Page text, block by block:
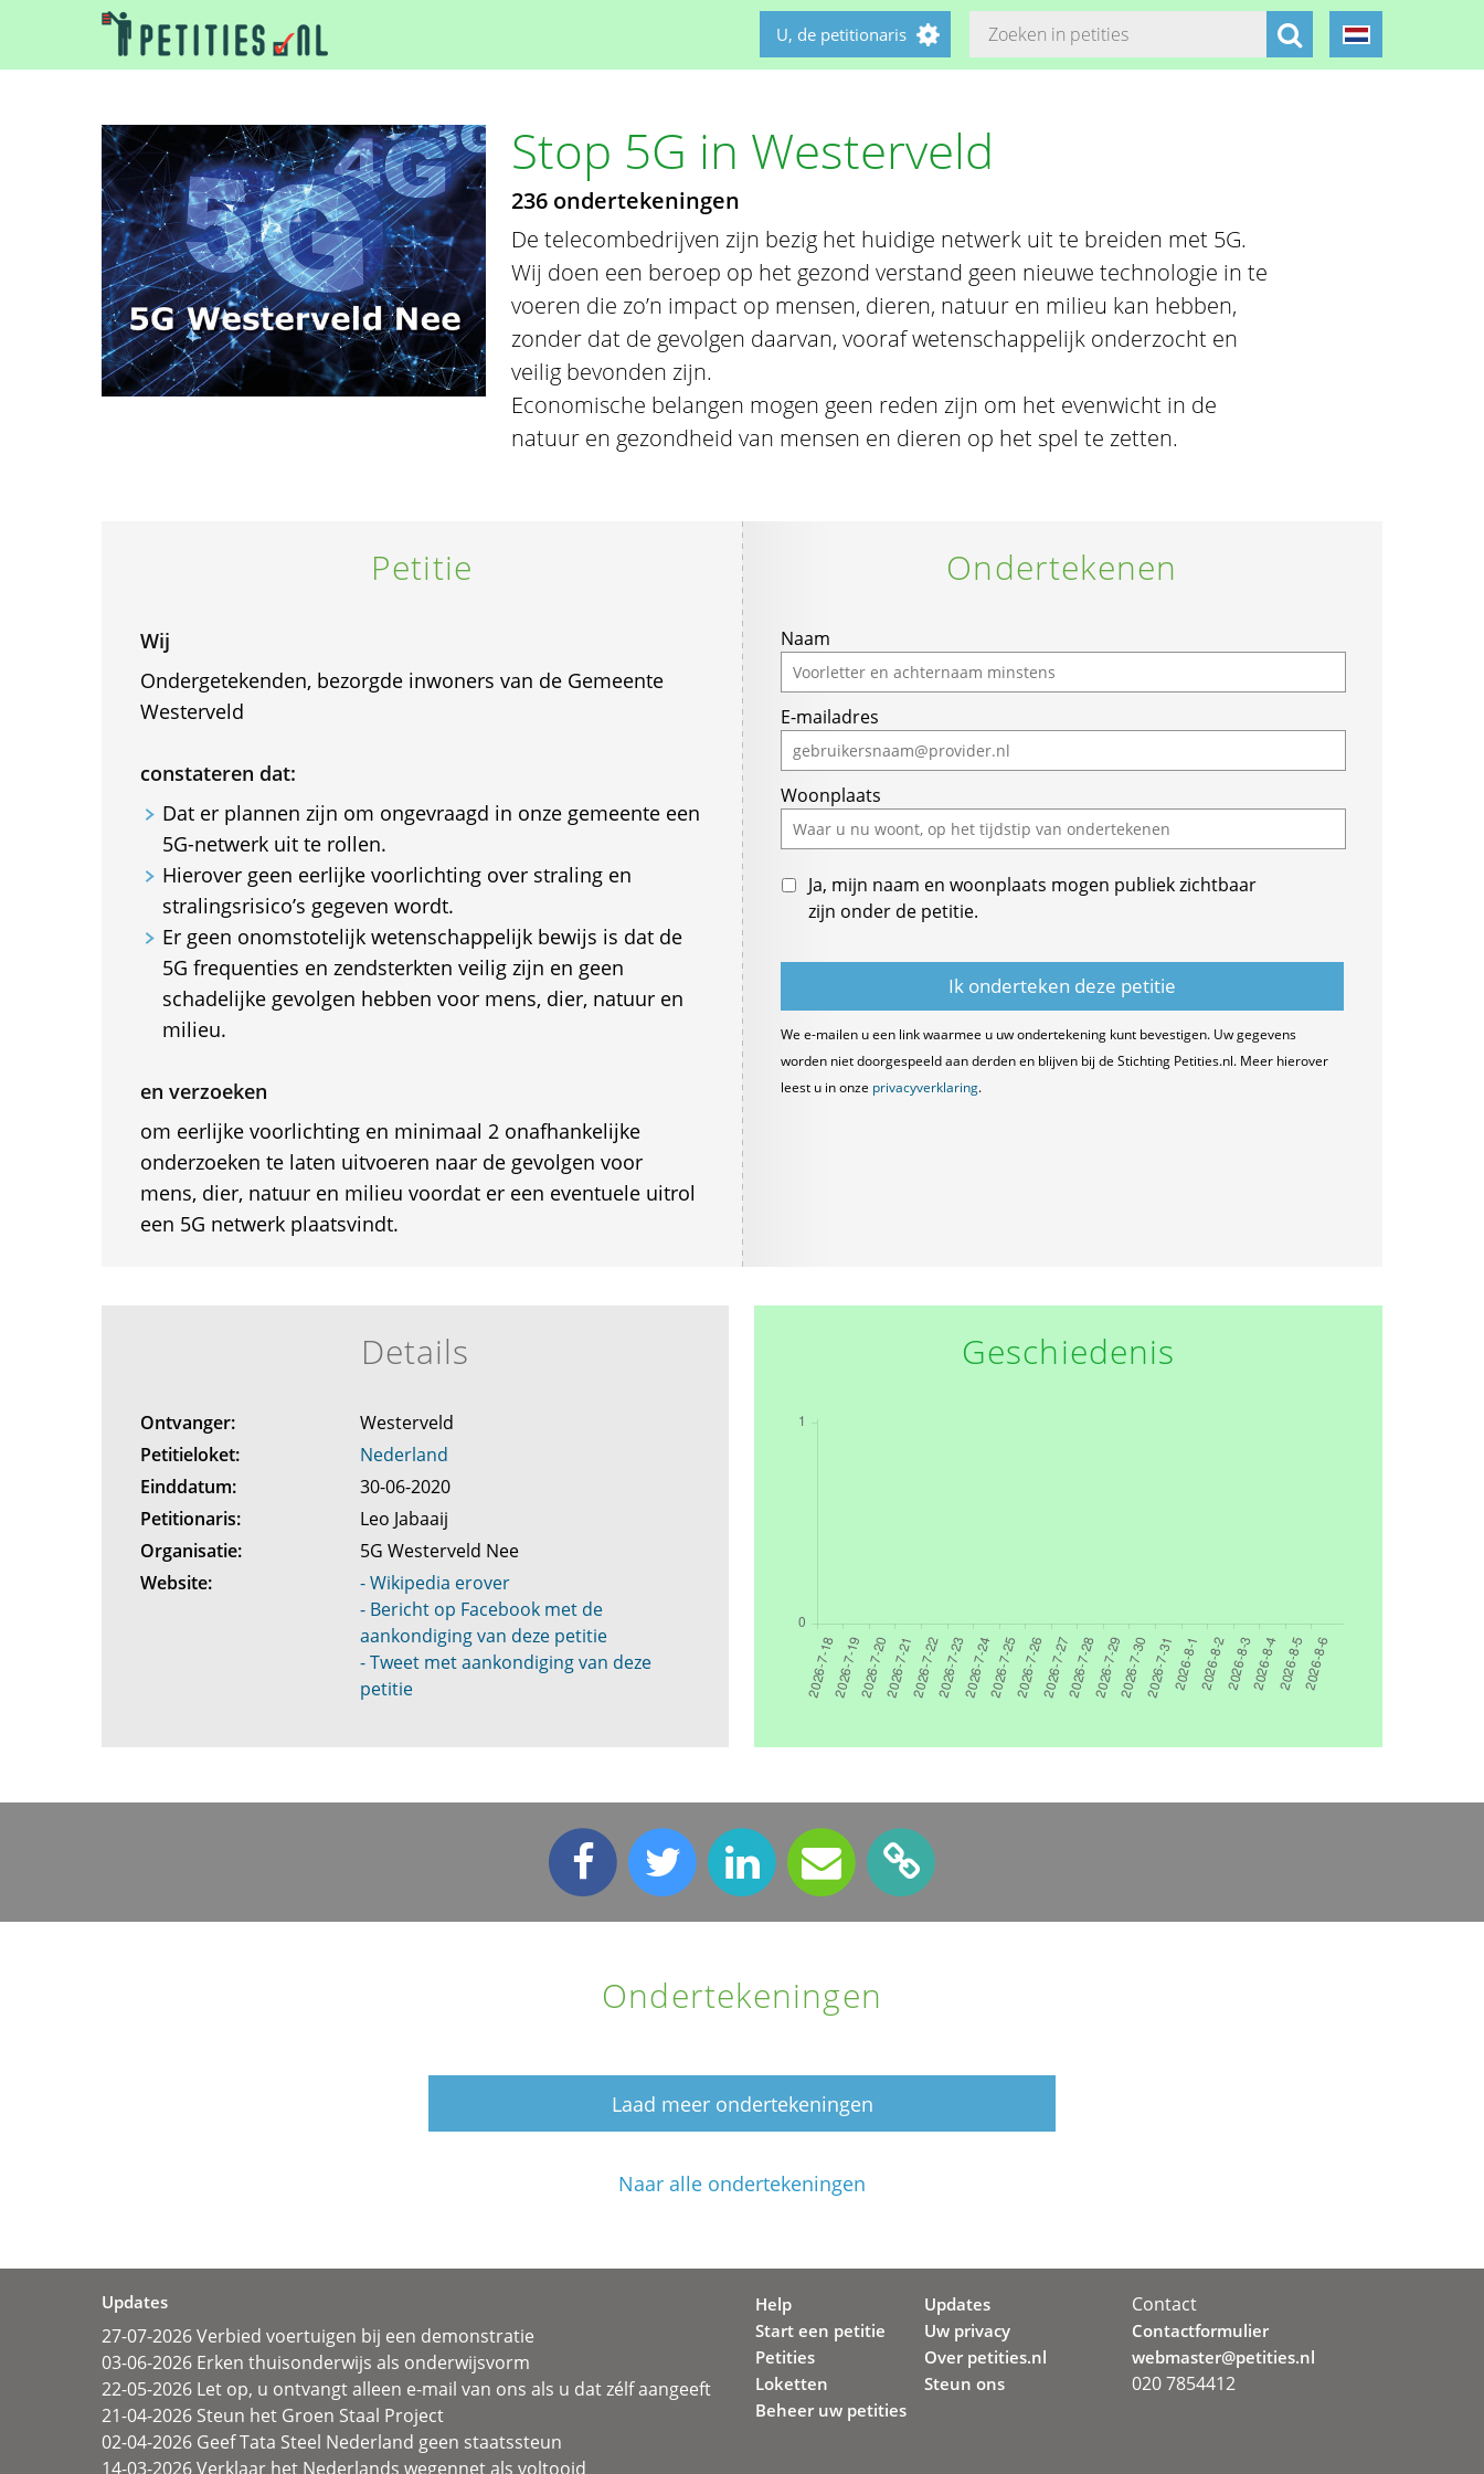
U, de petitionaris
Stop 5G in Westerveld
236 ondertekeningen
De telecombedrijven zijn bezig het huidige netwerk uit te breiden met 5G.
Wij doen een beroep op het gezond verstand geen nieuwe technologie in te
voeren die zo’n impact op mensen, dieren, natuur en milieu kan hebben,
zonder dat de gevolgen daarvan, vooraf wetenschappelijk onderzocht en
veilig bevonden zijn.
Economische belangen mogen geen reden zijn om het evenwicht in de
natuur en gezondheid van mensen en dieren op het spel te zetten.
Petitie
Wij
Ondergetekenden, bezorgde inwoners van de Gemeente
Westerveld
constateren dat:
Dat er plannen zijn om ongevraagd in onze gemeente een
5G-netwerk uit te rollen.
Hierover geen eerlijke voorlichting over straling en
stralingsrisico’s gegeven wordt.
Er geen onomstotelijk wetenschappelijk bewijs is dat de
5G frequenties en zendsterkten veilig zijn en geen
schadelijke gevolgen hebben voor mens, dier, natuur en
milieu.
en verzoeken
om eerlijke voorlichting en minimaal 2 onafhankelijke
onderzoeken te laten uitvoeren naar de gevolgen voor
mens, dier, natuur en milieu voordat er een eventuele uitrol
een 5G netwerk plaatsvindt.
Ondertekenen
If
you
are
a
human,
ignore
this
field
Naam
E-mailadres
Woonplaats
Ja, mijn naam en woonplaats mogen publiek zichtbaar
zijn onder de petitie.
We e-mailen u een link waarmee u uw ondertekening kunt bevestigen. Uw gegevens
worden niet doorgespeeld aan derden en blijven bij de Stichting Petities.nl. Meer hierover
leest u in onze privacyverklaring.
Details
Ontvanger:
Westerveld
Petitieloket:
Nederland
Einddatum:
30-06-2020
Petitionaris:
Leo Jabaaij
Organisatie:
5G Westerveld Nee
Website:
- Wikipedia erover
- Bericht op Facebook met de
aankondiging van deze petitie
- Tweet met aankondiging van deze
petitie
Geschiedenis
Ondertekeningen
Laad meer ondertekeningen
Naar alle ondertekeningen
Updates
27-07-2026 Verbied voertuigen bij een demonstratie
03-06-2026 Erken thuisonderwijs als onderwijsvorm
22-05-2026 Let op, u ontvangt alleen e-mail van ons als u dat zélf aangeeft
21-04-2026 Steun het Groen Staal Project
02-04-2026 Geef Tata Steel Nederland geen staatssteun
14-03-2026 Verklaar het Nederlands wegennet als voltooid
Help
Start een petitie
Petities
Loketten
Beheer uw petities
Updates
Uw privacy
Over petities.nl
Steun ons
Contact
Contactformulier
webmaster@petities.nl
020 7854412